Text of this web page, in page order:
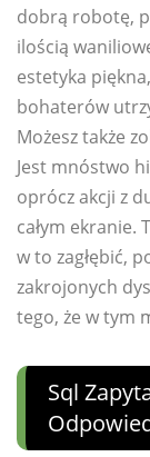
dobrą robotę,
ilością
estetyka
bohaterów
Możesz także
Jest mnóstwo
oprócz akcji z
całym ekranie.
w to zagłębić,
zakrojonych
tego, że w tym
Sql